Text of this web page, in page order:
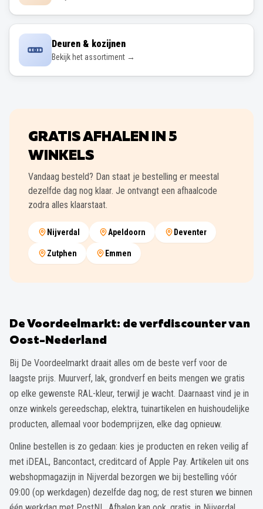
Deuren & kozijnen
Bekijk het assortiment →
GRATIS AFHALEN IN 5
WINKELS
Vandaag besteld? Dan staat je bestelling er meestal
dezelfde dag nog klaar. Je ontvangt een afhaalcode
zodra alles klaarstaat.
Nijverdal Apeldoorn Deventer
Zutphen Emmen
De Voordeelmarkt: de verfdiscounter van
Oost-Nederland
Bij De Voordeelmarkt draait alles om de beste verf voor de
laagste prijs. Muurverf, lak, grondverf en beits mengen we gratis
op elke gewenste RAL-kleur, terwijl je wacht. Daarnaast vind je in
onze winkels gereedschap, elektra, tuinartikelen en huishoudelijke
producten, allemaal voor bodemprijzen, elke dag opnieuw.
Online bestellen is zo gedaan: kies je producten en reken veilig af
met iDEAL, Bancontact, creditcard of Apple Pay. Artikelen uit ons
webshopmagazijn in Nijverdal bezorgen we bij bestelling vóór
09:00 (op werkdagen) dezelfde dag nog; de rest sturen we binnen